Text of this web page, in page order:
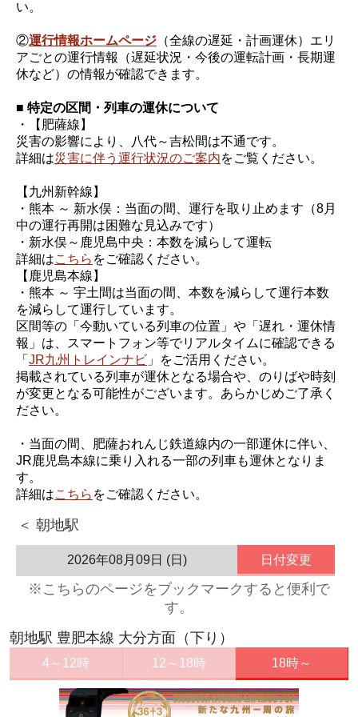
い。
②運行情報ホームページ （全線の遅延・計画運休）エリ
アごとの運行情報（遅延状況・今後の運転計画・長期運
休など）の情報が確認できます。
■ 特定の区間・列車の運休について
・【肥薩線】
災害の影響により、八代～吉松間は不通です。
詳細は災害に伴う運行状況のご案内をご覧ください。
【九州新幹線】
・熊本 ～ 新水俣：当面の間、運行を取り止めます（8月
中の運行再開は困難な見込みです）
・新水俣～鹿児島中央：本数を減らして運転
詳細はこちら をご確認ください。
【鹿児島本線】
・熊本 ～ 宇土間は当面の間、本数を減らして運行本数
を減らして運行しています。
区間等の「今動いている列車の位置」や「遅れ・運休情
報」は、スマートフォン等でリアルタイムに確認できる
「JR九州トレインナビ 」をご活用ください。
掲載されている列車が運休となる場合や、のりばや時刻
が変更となる可能性がございます。あらかじめご了承く
ださい。
・当面の間、肥薩おれんじ鉄道線内の一部運休に伴い、
JR鹿児島本線に乗り入れる一部の列車も運休となりま
す。
詳細はこちら をご確認ください。
＜ 朝地駅
2026年08月09日 (日) 日付変更
※こちらのページをブックマークすると便利で
す。
朝地駅 豊肥本線 大分方面（下り）
4～12時 12～18時 18時～